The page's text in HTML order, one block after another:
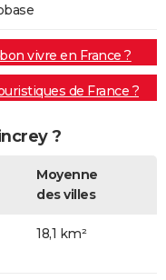
vivre en France ?
de France ?
?
Moyenne
des villes
18,1 km²